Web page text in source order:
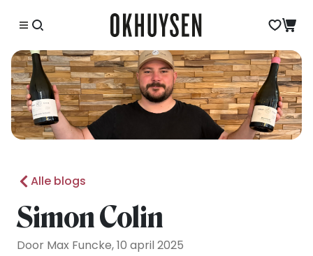
Alle blogs
Simon Colin
Door Max Funcke, 10 april 2025